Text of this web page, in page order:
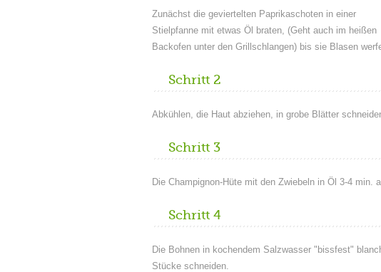
Zunächst die geviertelten Paprikaschoten in einer
Stielpfanne mit etwas Öl braten, (Geht auch im heißen
Backofen unter den Grillschlangen) bis sie Blasen
Schritt 2
Abkühlen, die Haut abziehen, in grobe Blätter
Schritt 3
Die Champignon-Hüte mit den Zwiebeln in Öl 3-4
Schritt 4
Die Bohnen in kochendem Salzwasser "bissfest"
Stücke schneiden.